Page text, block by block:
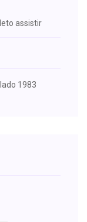
assistir
1983